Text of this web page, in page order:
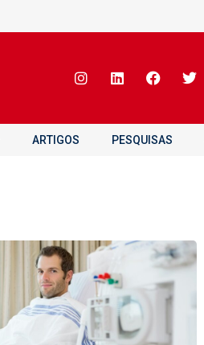
ARTIGOS PESQUISAS